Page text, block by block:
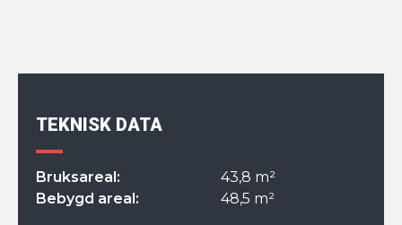
TEKNISK DATA
Bruksareal:
43,8 m²
Bebygd areal:
48,5 m²